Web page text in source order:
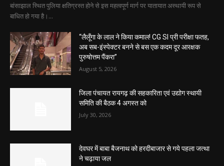
बांसाझाल स्थित पुलिया क्षतिग्रस्त होने से इस महत्वपूर्ण मार्ग पर यातायात अस्थायी रूप से
बाधित हो गया है।...
“लैलूँगा के लाल ने किया कमाल! CG SI प्री परीक्षा फतह,
अब सब-इंस्पेक्टर बनने से बस एक कदम दूर आरक्षक
पुरुषोत्तम पैंकरा”
August 5, 2026
जिला पंचायत रायगढ़ की सहकारिता एवं उद्योग स्थायी
समिति की बैठक 4 अगस्त को
July 30, 2026
देवघर में बाबा बैजनाथ को हरदीबाजार से गये पहला जत्था
ने चढ़ाया जल